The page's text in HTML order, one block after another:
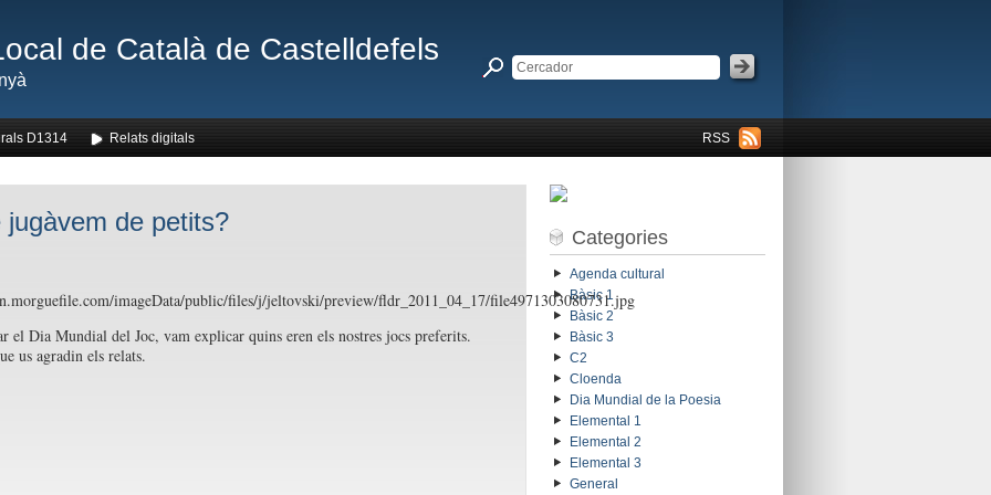
de Català de Castelldefels
RSS
D1314 Relats digitals
jugàvem de petits?
imageData/public/files/j/jeltovski/preview/fldr_2011_04_17/file4971303080731.jpg
el Dia Mundial del Joc, vam explicar quins eren els nostres jocs preferits.
us agradin els relats.
Categories
Agenda cultural
Bàsic 1
Bàsic 2
Bàsic 3
C2
Cloenda
Dia Mundial de la Poesia
Elemental 1
Elemental 2
Elemental 3
General